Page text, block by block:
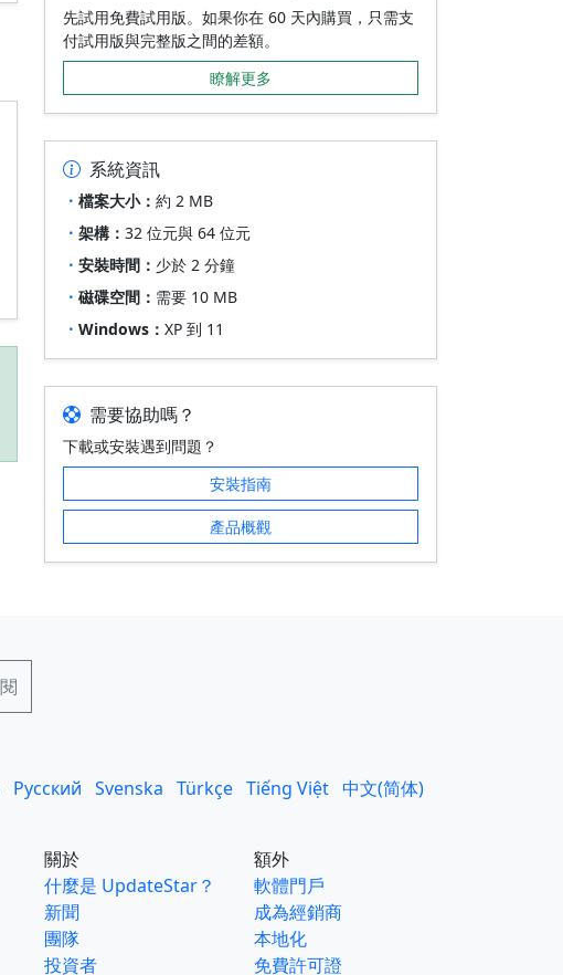
先試用免費試用版。如果你在 60 天內購買，只需支
付試用版與完整版之間的差額。
瞭解更多
系統資訊
檔案大小： 約 2 MB
架構： 32 位元與 64 位元
安裝時間： 少於 2 分鐘
磁碟空間： 需要 10 MB
Windows： XP 到 11
需要協助嗎？
下載或安裝遇到問題？
安裝指南
產品概觀
Русский Svenska Türkçe Tiếng Việt 中文(简体)
關於
什麼是 UpdateStar？
新聞
團隊
投資者
額外
軟體門戶
成為經銷商
本地化
免費許可證